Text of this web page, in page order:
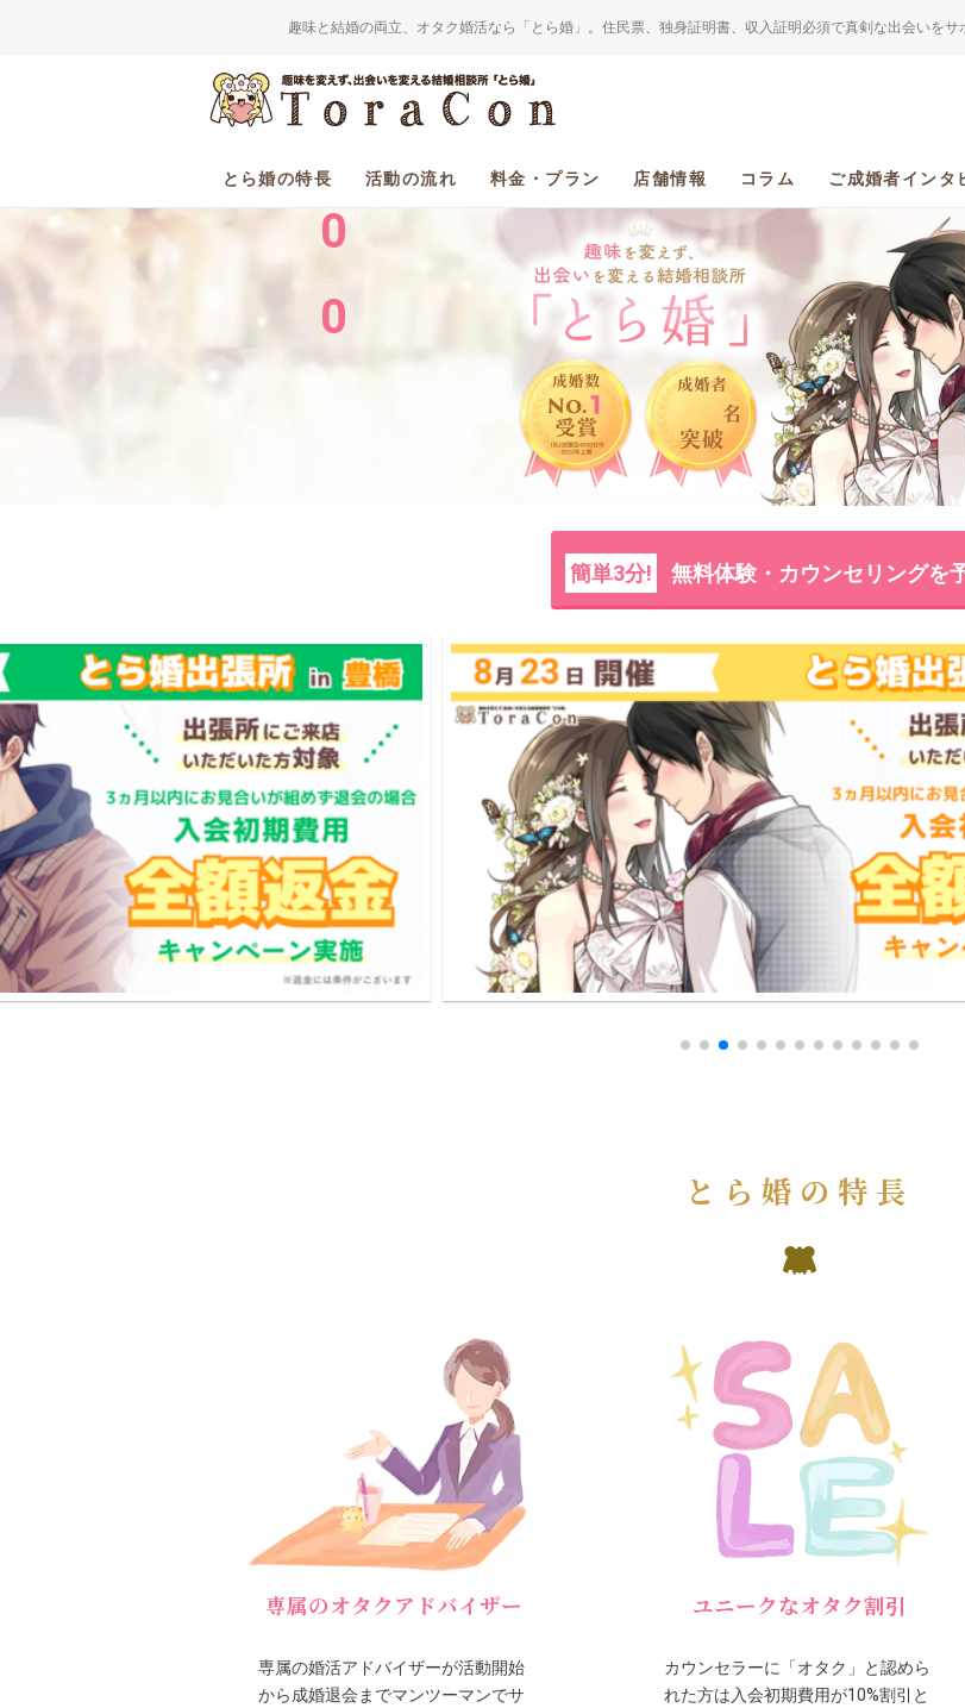
趣味と結婚の両立、オタク婚活なら「とら婚」。住民票、独身証明書、収入証明必須で真剣な出会いをサ
とら婚の特長 活動の流れ 料金・プラン 店舗情報 コラム ご成婚者インタ
2
0
0
0
簡単3分! 無料体験・カウンセリングを
とら婚の特長
専属のオタクアドバイザー
専属の婚活アドバイザーが活動開始
から成婚退会までマンツーマンでサ
ユニークなオタク割引
カウンセラーに「オタク」と認めら
れた方は入会初期費用が10%割引と